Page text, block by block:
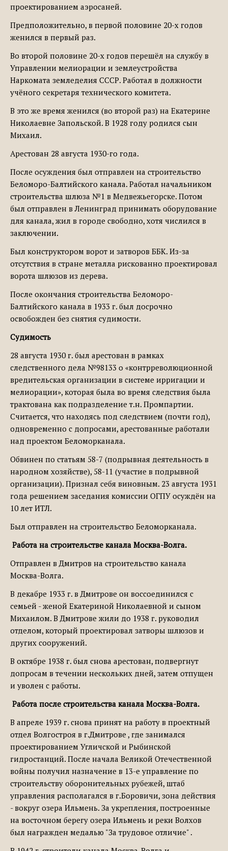
проектированием аэросаней.
Предположительно, в первой половине 20-х годов
женился в первый раз.
Во второй половине 20-х годов перешёл на службу в
Управлении мелиорации и землеустройства
Наркомата земледелия СССР. Работал в должности
учёного секретаря технического комитета.
В это же время женился (во второй раз) на Екатерине
Николаевне Запольской. В 1928 году родился сын
Михаил.
Арестован 28 августа 1930-го года.
После осуждения был отправлен на строительство
Беломоро-Балтийского канала. Работал начальником
строительства шлюза №1 в Медвежьегорске. Потом
был отправлен в Ленинград принимать оборудование
для канала, жил в городе свободно, хотя числился в
заключении.
Был конструктором ворот и затворов ББК. Из-за
отсутствия в стране металла рискованно проектировал
ворота шлюзов из дерева.
После окончания строительства Беломоро-
Балтийского канала в 1933 г. был досрочно
освобожден без снятия судимости.
Судимость
28 августа 1930 г. был арестован в рамках
следственного дела №98133 о «контрреволюционной
вредительская организации в системе ирригации и
мелиорации», которая была во время следствия была
трактована как подразделение т.н. Промпартии.
Считается, что находясь под следствием (почти год),
одновременно с допросами, арестованные работали
над проектом Беломорканала.
Обвинен по статьям 58-7 (подрывная деятельность в
народном хозяйстве), 58-11 (участие в подрывной
организации). Признал себя виновным. 23 августа 1931
года решением заседания комиссии ОГПУ осуждён на
10 лет ИТЛ.
Был отправлен на строительство Беломорканала.
Работа на строительстве канала Москва-Волга.
Отправлен в Дмитров на строительство канала
Москва-Волга.
В декабре 1933 г. в Дмитрове он воссоединился с
семьей - женой Екатериной Николаевной и сыном
Михаилом. В Дмитрове жили до 1938 г. руководил
отделом, который проектировал затворы шлюзов и
других сооружений.
В октябре 1938 г. был снова арестован, подвергнут
допросам в течении нескольких дней, затем отпущен
и уволен с работы.
Работа после строительства канала Москва-Волга.
В апреле 1939 г. снова принят на работу в проектный
отдел Волгостроя в г.Дмитрове , где занимался
проектированием Угличской и Рыбинской
гидростанций. После начала Великой Отечественной
войны получил назначение в 13-е управление по
строительству оборонительных рубежей, штаб
управления располагался в г.Боровичи, зона действия
- вокруг озера Ильмень. За укрепления, построенные
на восточном берегу озера Ильмень и реки Волхов
был награжден медалью "За трудовое отличие" .